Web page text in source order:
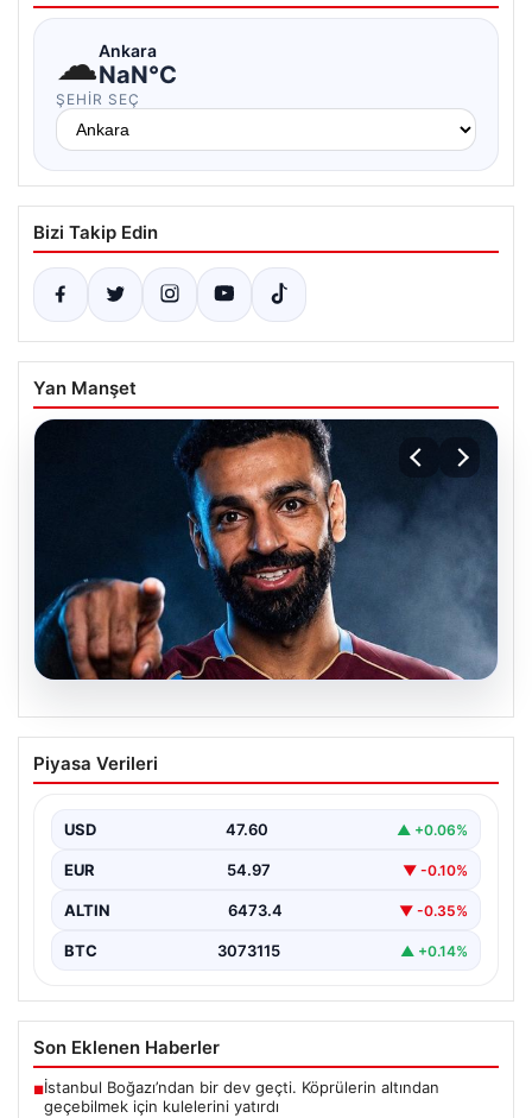
☁Ankara
NaN°C
ŞEHIR SEÇ
Bizi Takip Edin
Yan Manşet
05.08.2026
Mohamed Salah transferinin detayları
açıklandı!
Piyasa Verileri
USD 47.60 ▲ +0.06%
EUR 54.97 ▼ -0.10%
ALTIN 6473.4 ▼ -0.35%
BTC 3073115 ▲ +0.14%
Son Eklenen Haberler
■İstanbul Boğazı’ndan bir dev geçti. Köprülerin altından
geçebilmek için kulelerini yatırdı